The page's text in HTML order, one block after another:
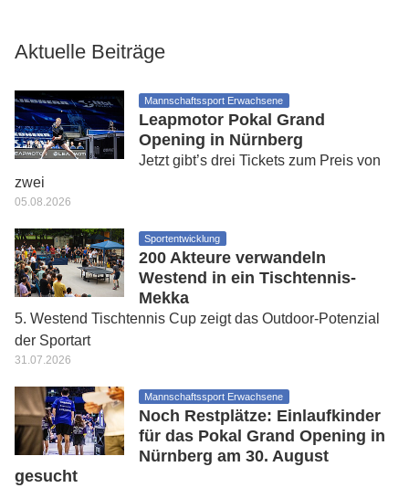
Aktuelle Beiträge
Mannschaftssport Erwachsene
Leapmotor Pokal Grand
Opening in Nürnberg
Jetzt gibt’s drei Tickets zum Preis von
zwei
05.08.2026
Sportentwicklung
200 Akteure verwandeln
Westend in ein Tischtennis-
Mekka
5. Westend Tischtennis Cup zeigt das Outdoor-Potenzial
der Sportart
31.07.2026
Mannschaftssport Erwachsene
Noch Restplätze: Einlaufkinder
für das Pokal Grand Opening in
Nürnberg am 30. August
gesucht